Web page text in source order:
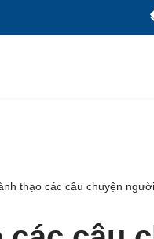
thạo các câu chuyện